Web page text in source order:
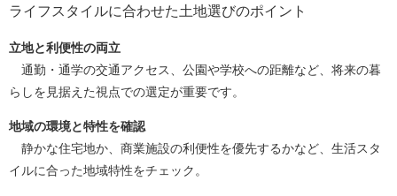
ライフスタイルに合わせた土地選びのポイント
立地と利便性の両立
通勤・通学の交通アクセス、公園や学校への距離など、将来の暮
らしを見据えた視点での選定が重要です。
地域の環境と特性を確認
静かな住宅地か、商業施設の利便性を優先するかなど、生活スタ
イルに合った地域特性をチェック。